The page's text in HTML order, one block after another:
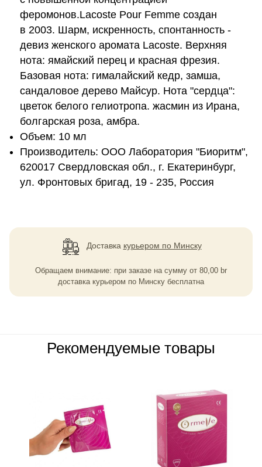
феромонов.Lacoste Pour Femme создан
в 2003. Шарм, искренность, спонтанность -
девиз женского аромата Lacoste. Верхняя
нота: ямайский перец и красная фрезия.
Базовая нота: гималайский кедр, замша,
сандаловое дерево Майсур. Нота "сердца":
цветок белого гелиотропа. жасмин из Ирана,
болгарская роза, амбра.
Объем: 10 мл
Производитель: ООО Лаборатория "Биоритм",
620017 Свердловская обл., г. Екатеринбург,
ул. Фронтовых бригад, 19 - 235, Россия
Доставка курьером по Минску
Обращаем внимание: при заказе на сумму от 80,00 br
доставка курьером по Минску бесплатна
Рекомендуемые товары